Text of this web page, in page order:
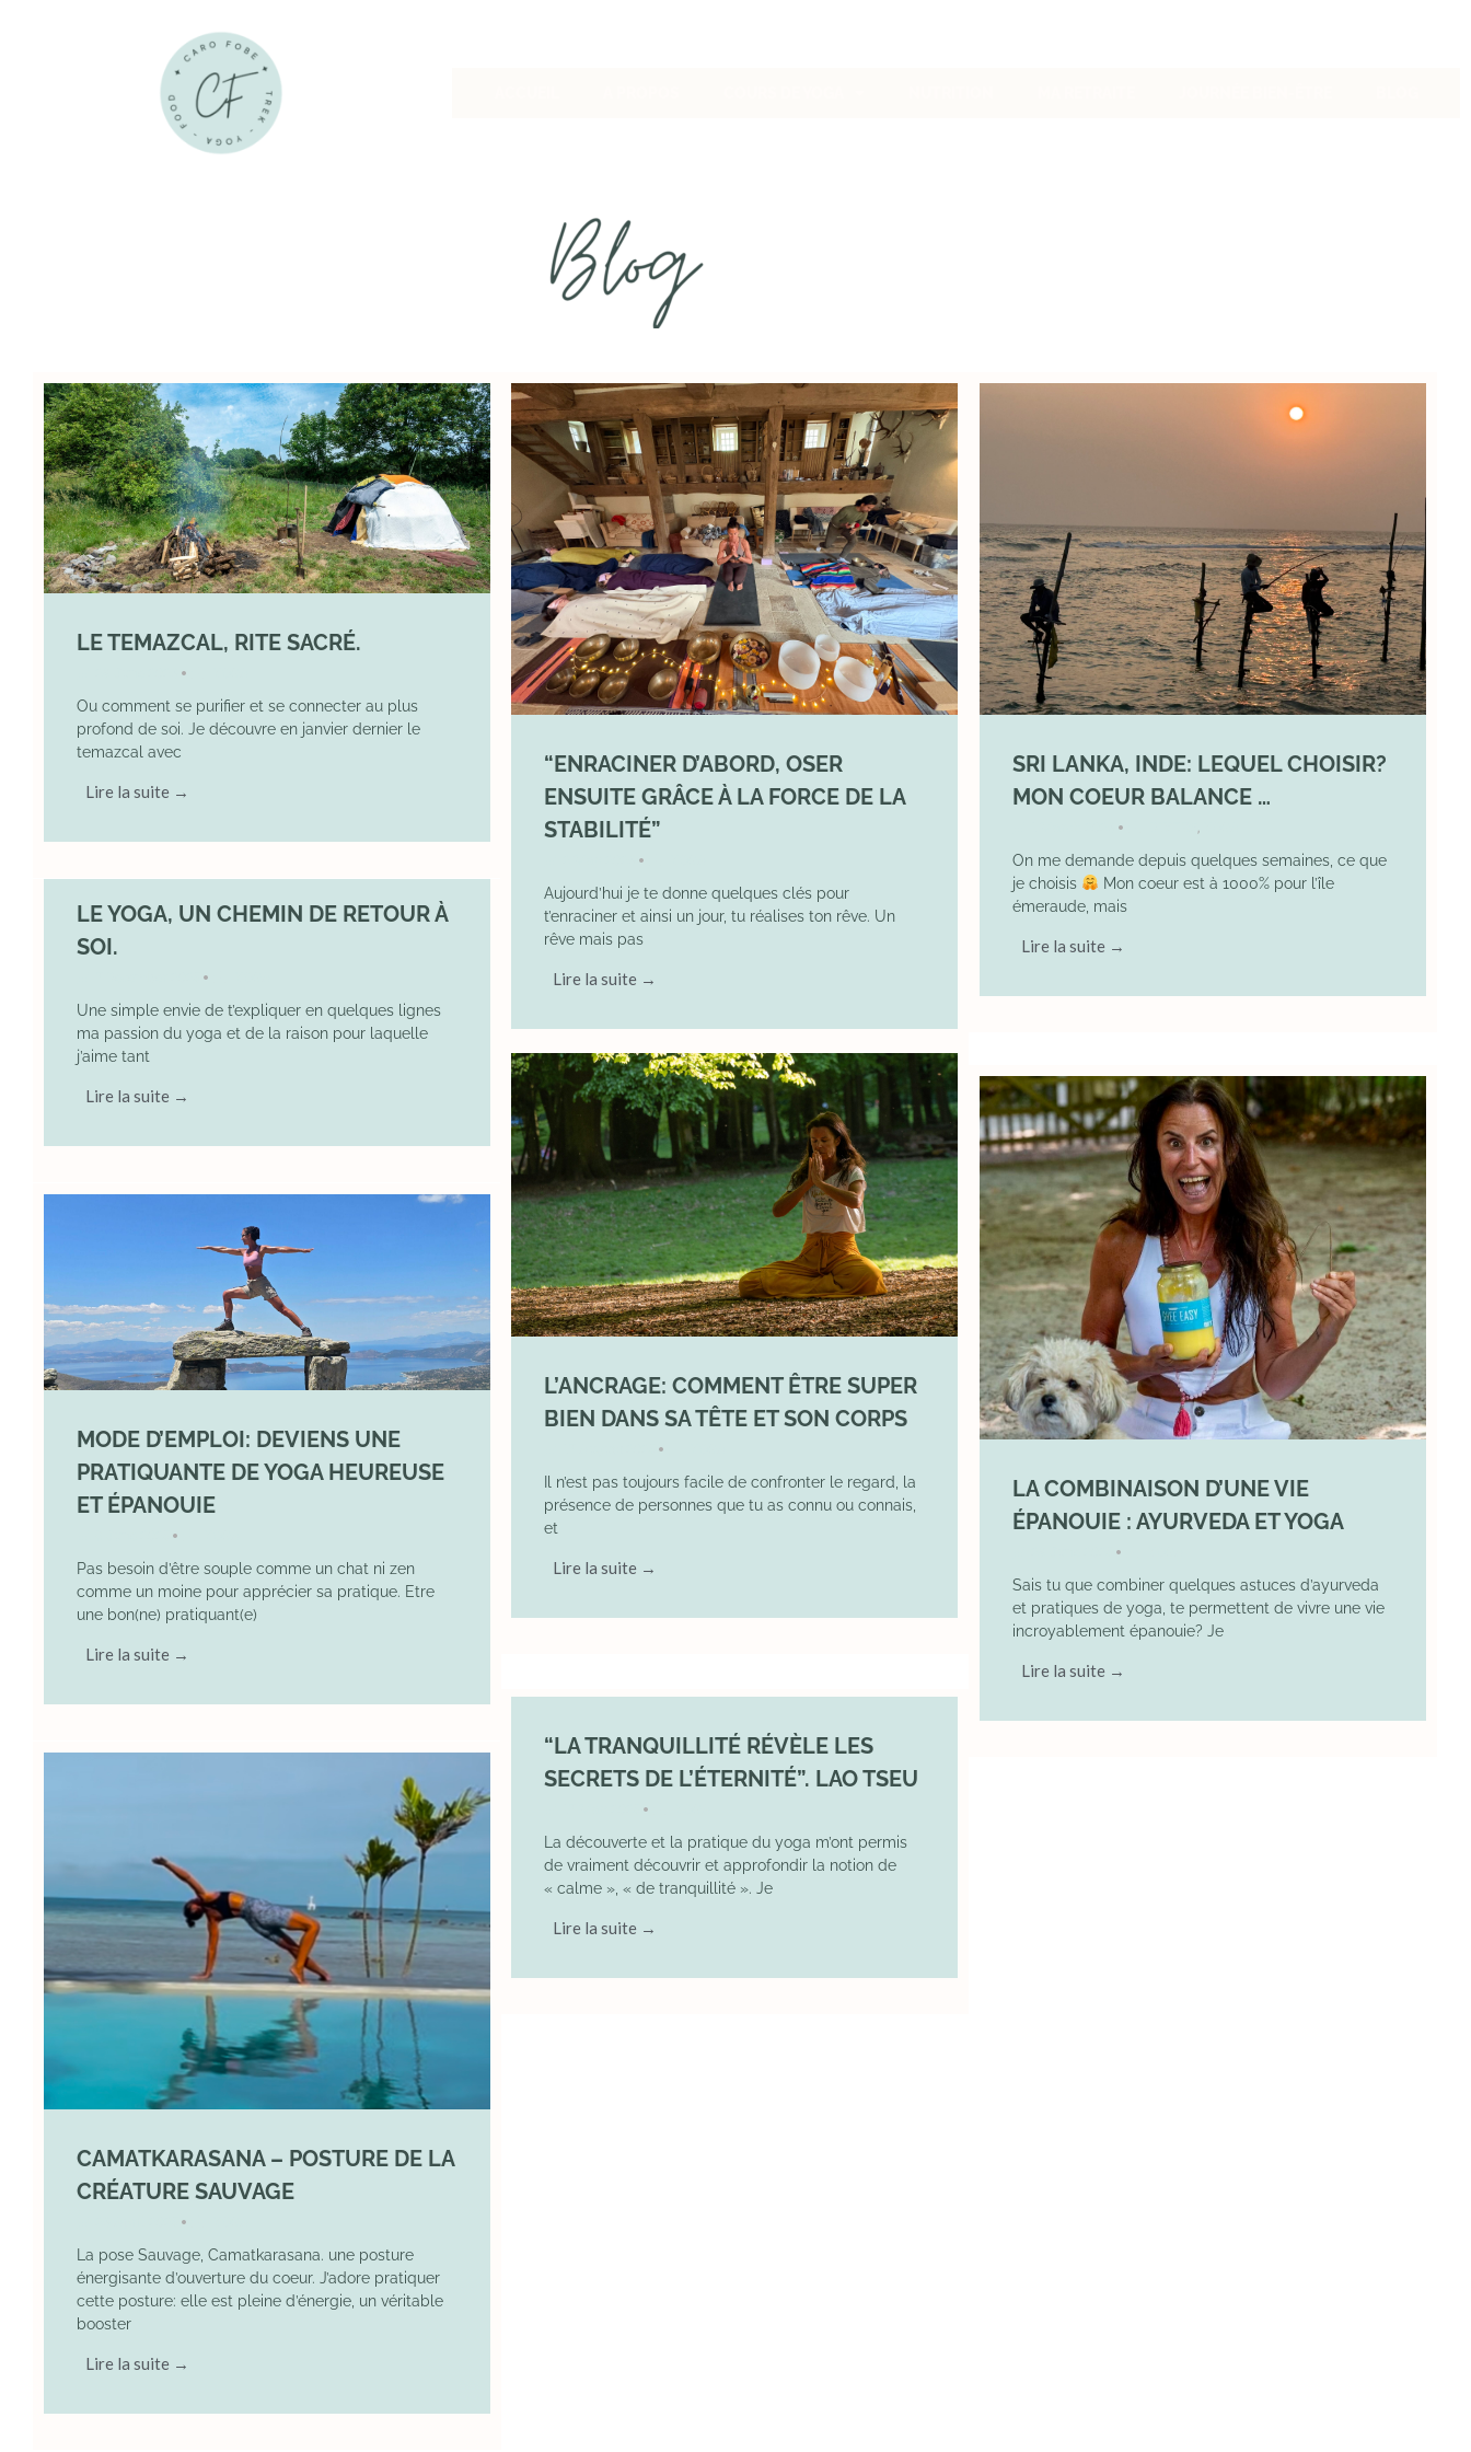
LE TEMAZCAL, RITE SACRÉ.
•
Ou comment se purifier et se connecter au plus
profond de soi. Je découvre en janvier dernier le
temazcal avec
Lire la suite →
“ENRACINER D’ABORD, OSER
ENSUITE GRÂCE À LA FORCE DE LA
STABILITÉ”
•
Aujourd’hui je te donne quelques clés pour
t’enraciner et ainsi un jour, tu réalises ton rêve. Un
rêve mais pas
Lire la suite →
SRI LANKA, INDE: LEQUEL CHOISIR?
MON COEUR BALANCE …
•
On me demande depuis quelques semaines, ce que
je choisis
Mon coeur est à 1000% pour l’île
émeraude, mais
Lire la suite →
LE YOGA, UN CHEMIN DE RETOUR À
SOI.
•
Une simple envie de t’expliquer en quelques lignes
ma passion du yoga et de la raison pour laquelle
j’aime tant
Lire la suite →
L’ANCRAGE: COMMENT ÊTRE SUPER
BIEN DANS SA TÊTE ET SON CORPS
•
Il n’est pas toujours facile de confronter le regard, la
présence de personnes que tu as connu ou connais,
et
Lire la suite →
LA COMBINAISON D’UNE VIE
ÉPANOUIE : AYURVEDA ET YOGA
•
Sais tu que combiner quelques astuces d’ayurveda
et pratiques de yoga, te permettent de vivre une vie
incroyablement épanouie? Je
Lire la suite →
MODE D’EMPLOI: DEVIENS UNE
PRATIQUANTE DE YOGA HEUREUSE
ET ÉPANOUIE
•
Pas besoin d’être souple comme un chat ni zen
comme un moine pour apprécier sa pratique. Etre
une bon(ne) pratiquant(e)
Lire la suite →
“LA TRANQUILLITÉ RÉVÈLE LES
SECRETS DE L’ÉTERNITÉ”. LAO TSEU
•
La découverte et la pratique du yoga m’ont permis
de vraiment découvrir et approfondir la notion de
« calme », « de tranquillité ». Je
Lire la suite →
CAMATKARASANA – POSTURE DE LA
CRÉATURE SAUVAGE
•
La pose Sauvage, Camatkarasana. une posture
énergisante d’ouverture du coeur. J’adore pratiquer
cette posture: elle est pleine d’énergie, un véritable
booster
Lire la suite →